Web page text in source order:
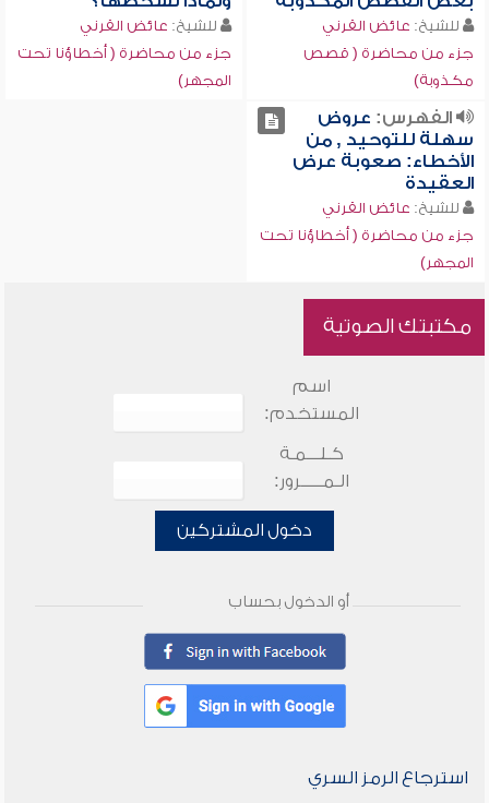
للشيخ: عائض القرني
جزء من محاضرة ( قصص
مكذوبة)
للشيخ: عائض القرني
جزء من محاضرة ( أخطاؤنا تحت
المجهر)
الفهرس: عروض
سهلة للتوحيد , من
الأخطاء: صعوبة عرض
العقيدة
للشيخ: عائض القرني
جزء من محاضرة ( أخطاؤنا تحت
المجهر)
مكتبتك الصوتية
اسم
المستخدم:
كـلـــمـة
الـمـــــرور:
دخول المشتركين
أو الدخول بحساب
استرجاع الرمز السري